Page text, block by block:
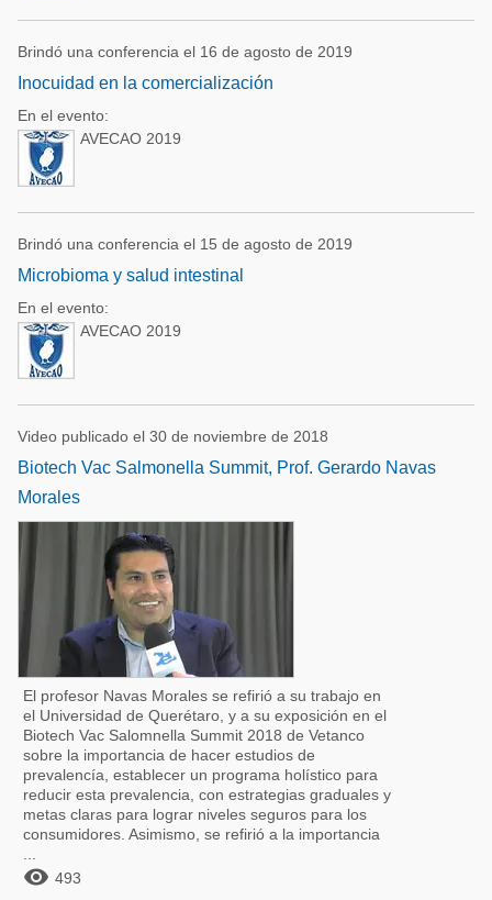
Brindó una conferencia el 16 de agosto de 2019
Inocuidad en la comercialización
En el evento:
AVECAO 2019
Brindó una conferencia el 15 de agosto de 2019
Microbioma y salud intestinal
En el evento:
AVECAO 2019
Video publicado el 30 de noviembre de 2018
Biotech Vac Salmonella Summit, Prof. Gerardo Navas
Morales
El profesor Navas Morales se refirió a su trabajo en
el Universidad de Querétaro, y a su exposición en el
Biotech Vac Salomnella Summit 2018 de Vetanco
sobre la importancia de hacer estudios de
prevalencía, establecer un programa holístico para
reducir esta prevalencia, con estrategias graduales y
metas claras para lograr niveles seguros para los
consumidores. Asimismo, se refirió a la importancia
 493